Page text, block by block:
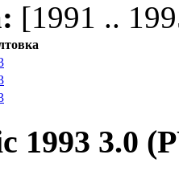
[1991 ..
1993 3.0